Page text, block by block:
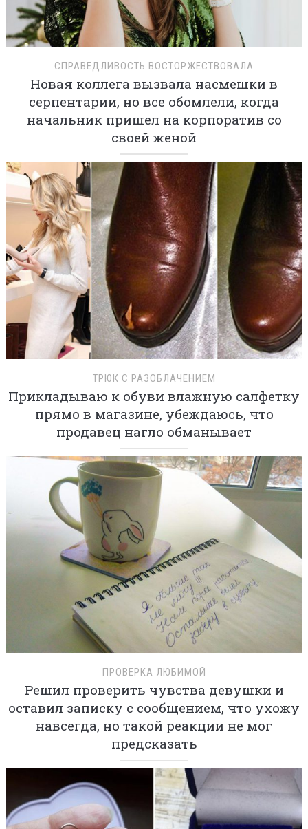
СПРАВЕДЛИВОСТЬ ВОСТОРЖЕСТВОВАЛА
Новая коллега вызвала насмешки в
серпентарии, но все обомлели, когда
начальник пришел на корпоратив со
своей женой
ТРЮК С РАЗОБЛАЧЕНИЕМ
Прикладываю к обуви влажную салфетку
прямо в магазине, убеждаюсь, что
продавец нагло обманывает
ПРОВЕРКА ЛЮБИМОЙ
Решил проверить чувства девушки и
оставил записку с сообщением, что ухожу
навсегда, но такой реакции не мог
предсказать